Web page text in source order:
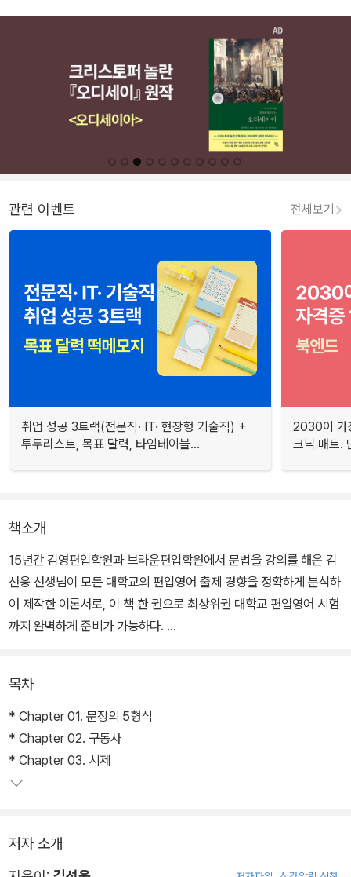
관련 이벤트 전체보기
취업 성공 3트랙(전문직· IT· 현장형 기술직) +
투두리스트, 목표 달력, 타임테이블...
2030이 가
크닉 매트.
책소개
15년간 김영편입학원과 브라운편입학원에서 문법을 강의를 해온 김
선웅 선생님이 모든 대학교의 편입영어 출제 경향을 정확하게 분석하
여 제작한 이론서로, 이 책 한 권으로 최상위권 대학교 편입영어 시험
까지 완벽하게 준비가 가능하다.
있게 다양한 기출 문제를 수록하였고 글로는 설명이 애매할 수 있는
부분은 QR코드를 심어두었으며 스캔만하면 유튜브로 연결되어 바로
저자 김선웅 선생님의 강의를 들을 수 있도록 제작하였다.
각 단원의 문제편에는 앞서 배운 이론과 연결 될 수 있도록 각 문제마
목차
* Chapter 01. 문장의 5형식
* Chapter 02. 구동사
* Chapter 03. 시제
저자 소개